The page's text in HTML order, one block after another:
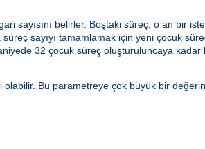
sayısını belirler. Boştaki süreç, o an bir
sayıyı tamamlamak için yeni çocuk
32 çocuk süreç oluşturuluncaya kadar
Bu parametreye çok büyük bir